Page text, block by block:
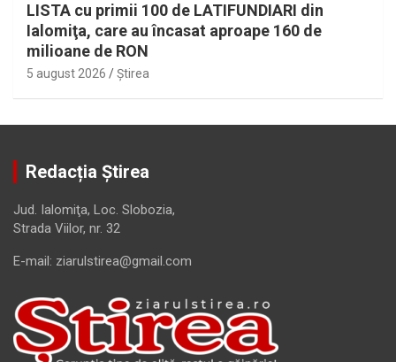
LISTA cu primii 100 de LATIFUNDIARI din
Ialomiţa, care au încasat aproape 160 de
milioane de RON
5 august 2026 Ştirea
Redacția Știrea
Jud. Ialomiţa, Loc. Slobozia,
Strada Viilor, nr. 32
E-mail: ziarulstirea@gmail.com